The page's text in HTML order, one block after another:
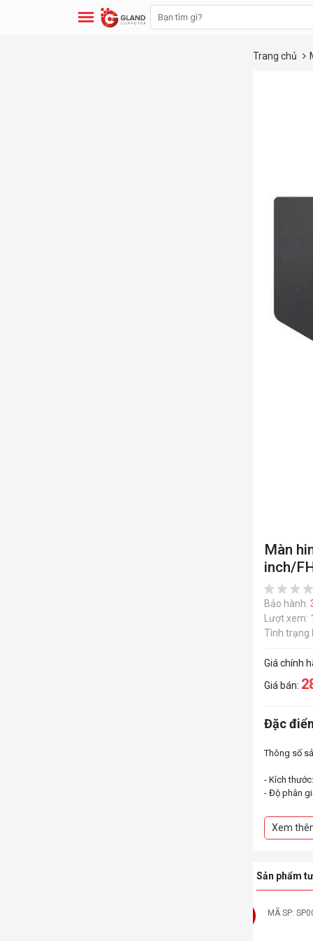
Trang chủ
Màn
inch/
Bảo hành:
Lượt xem:
Tình trạng
Giá chính
Giá bán:
Đặc
Thông số
- Kích
- Độ phân
- Tần số
- Công
- Tương
Xem
Sản phẩm
MÃ SP: 0